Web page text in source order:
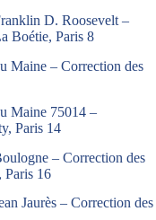
D. Roosevelt –
Boétie, Paris 8
Maine – Correction des
Maine 75014 –
Paris 14
– Correction des
Paris 16
Jaurès – Correction des